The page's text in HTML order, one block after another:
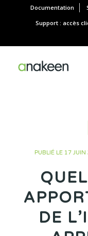
Documentation
Support : accès
PUBLIÉ LE 17•
DE